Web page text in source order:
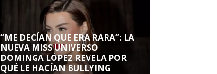
“ME DECÍAN QUE ERA RARA”: LA
NUEVA MISS UNIVERSO
DOMINGA LÓPEZ REVELA POR
QUÉ LE HACÍAN BULLYING